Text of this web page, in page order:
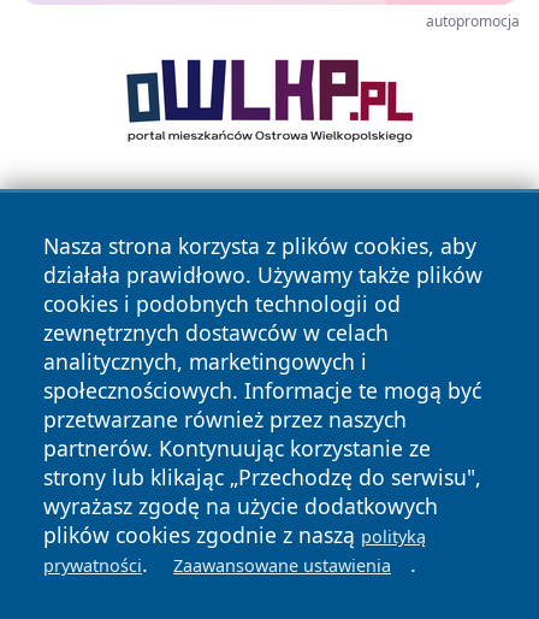
autopromocja
Nasza strona korzysta z plików cookies, aby
działała prawidłowo. Używamy także plików
cookies i podobnych technologii od
zewnętrznych dostawców w celach
analitycznych, marketingowych i
społecznościowych. Informacje te mogą być
przetwarzane również przez naszych
partnerów. Kontynuując korzystanie ze
strony lub klikając „Przechodzę do serwisu",
wyrażasz zgodę na użycie dodatkowych
plików cookies zgodnie z naszą polityką
prywatności. Zaawansowane ustawienia .
Copyright © 2026 przemyslonline.pl Wszystkie prawa
zastrzeżone.
News Autorzy
Polityka
Prywatności
Polityka
Cookies